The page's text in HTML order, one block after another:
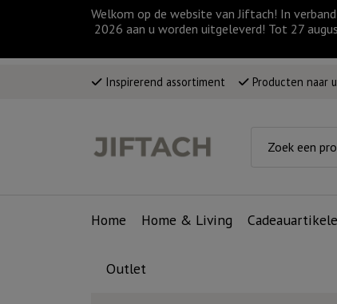
Welkom op de website van Jiftach! In
2026 aan u worden uitgeleverd! Tot 27
Inspirerend assortiment Producten naar
Home Home & Living
Outlet